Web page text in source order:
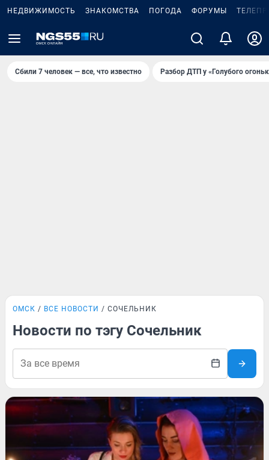
НЕДВИЖИМОСТЬ ЗНАКОМСТВА ПОГОДА ФОРУМЫ
Сбили 7 человек — все, что известно Разбор ДТП у «Голубого
ОМСК ВСЕ НОВОСТИ СОЧЕЛЬНИК
Новости по тэгу Сочельник